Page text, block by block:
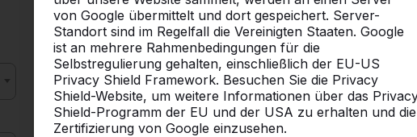
von Google übermittelt und dort gespeichert. Server-
Standort sind im Regelfall die Vereinigten Staaten. Google
ist an mehrere Rahmenbedingungen für die
Selbstregulierung gehalten, einschließlich der EU-US
Privacy Shield Framework. Besuchen Sie die Privacy
Shield-Website, um weitere Informationen über das
Shield-Programm der EU und der USA zu erhalten und die
Zertifizierung von Google einzusehen.